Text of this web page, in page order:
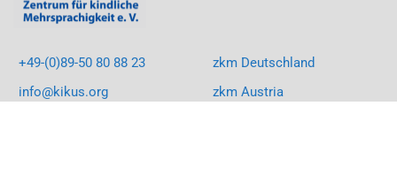
+49-(0)89-50 80 88 23
zkm Deutschland
info@kikus.org
zkm Austria